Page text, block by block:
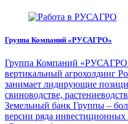
Группа Компаний «РУСАГРО»
Группа Компаний
вертикальный агрохолдинг
занимает лидирующие
свиноводстве,
Земельный банк Группы –
версии ряда